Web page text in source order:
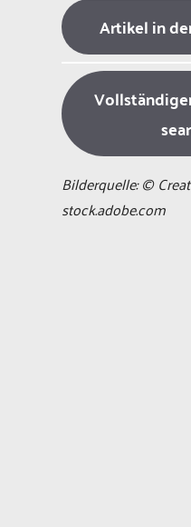
Artikel in
Bilderquelle: ©
stock.adobe.com